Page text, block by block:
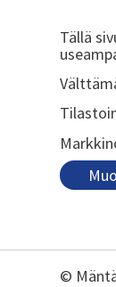
Tällä
©